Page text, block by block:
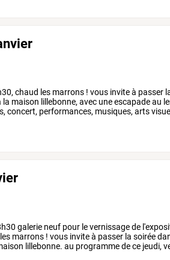
chaud les marrons ! vous inviteà passer
la maison lillebonne, avec uneescapadeau
concert, performances, musiques, arts
galerie neuf pour levernissagede
les marrons ! vous inviteà passer la soirée
lillebonne. au programmedece jeudi,